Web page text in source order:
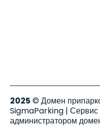
2025 © Домен
SigmaParking | Сервис
администратором